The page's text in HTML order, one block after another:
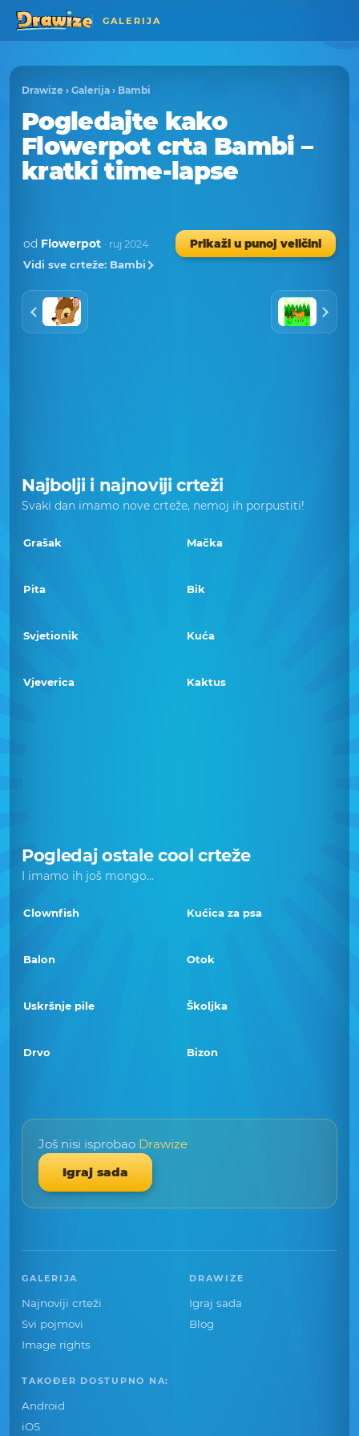
GALERIJA
Drawize › Galerija › Bambi
Pogledajte kako
Flowerpot crta Bambi –
kratki time-lapse
od Flowerpot · ruj 2024
Prikaži u punoj veličini
Vidi sve crteže: Bambi
Najbolji i najnoviji crteži
Svaki dan imamo nove crteže, nemoj ih porpustiti!
Grašak Mačka
Pita Bik
Svjetionik Kuća
Vjeverica Kaktus
Pogledaj ostale cool crteže
I imamo ih još mongo...
Clownfish Kućica za psa
Balon Otok
Uskršnje pile Školjka
Drvo Bizon
Još nisi isprobao Drawize
Igraj sada
GALERIJA
Najnoviji crteži
Svi pojmovi
Image rights
DRAWIZE
Igraj sada
Blog
TAKOĐER DOSTUPNO NA:
Android
iOS